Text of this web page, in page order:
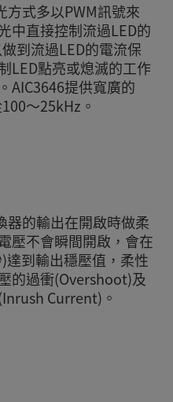
方式多以PWM訊號來
中直接控制流過LED的
到流過LED的電流保
LED點亮或熄滅的工作
AIC3646提供寬廣的
～25kHz。
器的輸出在開啟時做柔
壓不會瞬間開啟，會在
達到輸出穩壓值，柔性
的過衝(Overshoot)及
Current)。